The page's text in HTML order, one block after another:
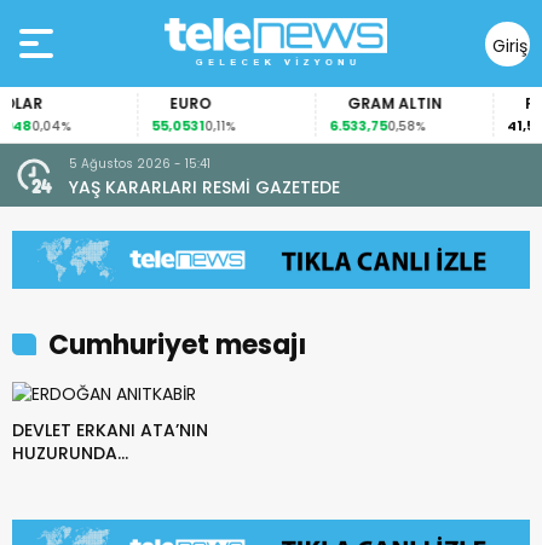
Giriş
Yap
0,04%
EURO
55,05310,11%
GRAM ALTIN
6.533,750,58%
FAİZ
41,54
5 Ağustos 2026 - 15:41
YAŞ KARARLARI RESMİ GAZETEDE
Cumhuriyet mesajı
DEVLET ERKANI ATA’NIN
HUZURUNDA…